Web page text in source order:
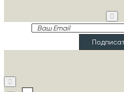
Ваш